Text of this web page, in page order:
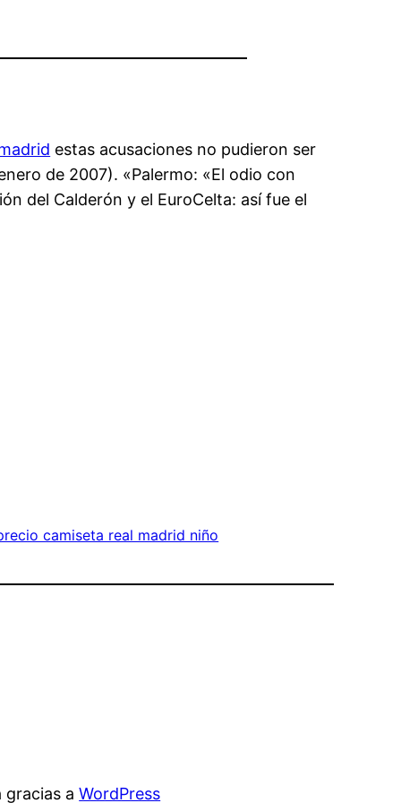
estas acusaciones no pudieron ser
de 2007). «Palermo: «El odio con
del Calderón y el EuroCelta: así fue el
camiseta real madrid niño
gracias aWordPress